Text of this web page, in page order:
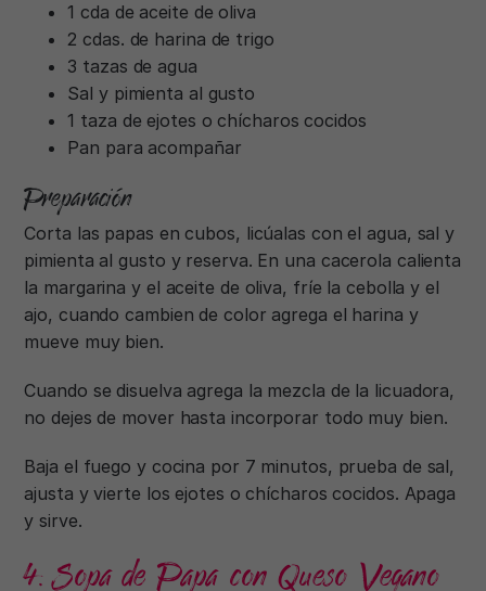
1 cda de aceite de oliva
2 cdas. de harina de trigo
3 tazas de agua
Sal y pimienta al gusto
1 taza de ejotes o chícharos cocidos
Pan para acompañar
Preparación
Corta las papas en cubos, licúalas con el agua, sal y
pimienta al gusto y reserva. En una cacerola calienta
la margarina y el aceite de oliva, fríe la cebolla y el
ajo, cuando cambien de color agrega el harina y
mueve muy bien.
Cuando se disuelva agrega la mezcla de la licuadora,
no dejes de mover hasta incorporar todo muy bien.
Baja el fuego y cocina por 7 minutos, prueba de sal,
ajusta y vierte los ejotes o chícharos cocidos. Apaga
y sirve.
4. Sopa de Papa con Queso Vegano